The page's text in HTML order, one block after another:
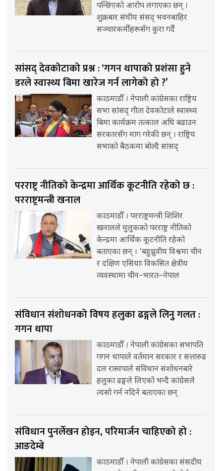
पन्छिएको आरोप लगाएका छन् ।
शुक्रबार संघीय संसद् भवनबाहिर
सञ्चारकर्मीहरूसँग कुरा गर्दै
सांसद् देवकोटाको प्रश्न : ‘गगन थापाको प्रशंसा हुने
डरले स्वास्थ्य बिमा खारेज गर्न लागेको हो ?’
काठमाडौँ । नेपाली कांग्रेसका राष्ट्रिय
सभा सांसद् गीता देवकोटाले स्वास्थ्य
बिमा कार्यक्रम तत्काल अघि बढाउन
सरकारसँग माग गरेकी छन् । राष्ट्रिय
सभाको बैठकमा बोल्दै सांसद्
परराष्ट्र नीतिको केन्द्रमा आर्थिक कूटनीति रहेको छ :
परराष्ट्रमन्त्री खनाल
काठमाडौँ । परराष्ट्रमन्त्री शिशिर
खनालले मुलुकको परराष्ट्र नीतिको
केन्द्रमा आर्थिक कूटनीति रहेको
बताएका छन् । ‘बहुध्रुवीय विश्वमा चीन
र दक्षिण एसियाः विकसित क्षेत्रीय
व्यवस्थामा चीन–भारत–नेपाल
संविधान संशोधनको विषय हलुका ढङ्गले लिनु गलत :
गगन थापा
काठमाडौँ । नेपाली कांग्रेसका सभापति
गगन थापाले वर्तमान सरकार र सत्तारुढ
दल रास्वपाले संविधान संशोधनबारे
हलुका ढङ्गले लिएको भन्दै कांग्रेसले
त्यसो गर्न नदिने बताएका छन्
संविधान पुनर्लेखन होइन, परिमार्जन चाहिएको हो :
आङदेम्बे
काठमाडौँ । नेपाली कांग्रेसका संसदीय